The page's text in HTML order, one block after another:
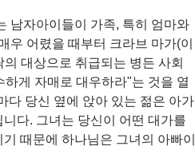
남자아이들이 가족, 특히 엄마와
우 어렸을 때부터 크라브 마가(이
대상으로 취급되는 병든 사회
게 자매로 대우하라"는 것을 열
다 당신 옆에 앉아 있는 젊은 아가
다. 그녀는 당신이 어떤 대가를
때문에 하나님은 그녀의 아빠이